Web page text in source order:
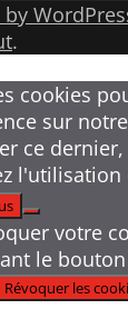
.
cookies
sur
ce
l'utilisation
votre
le bouton
Révoquer les